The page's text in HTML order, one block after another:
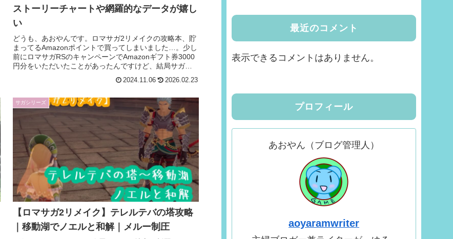
ストーリーチャートや網羅的なデータが嬉し
い
どうも、あおやんです。ロマサガ2リメイクの攻略本、貯
まってるAmazonポイントで買ってしまいました…。少し
前にロマサガRSのキャンペーンでAmazonギフト券3000
円分をいただいたことがあったんですけど、結局サガに
2024.11.06 2026.02.23
サガシリーズ
【ロマサガ2リメイク】テレルテバの塔攻略
｜移動湖でノエルと和解｜メルー制圧
最近のコメント
表示できるコメントはありません。
プロフィール
あおやん（ブログ管理人）
aoyaramwriter